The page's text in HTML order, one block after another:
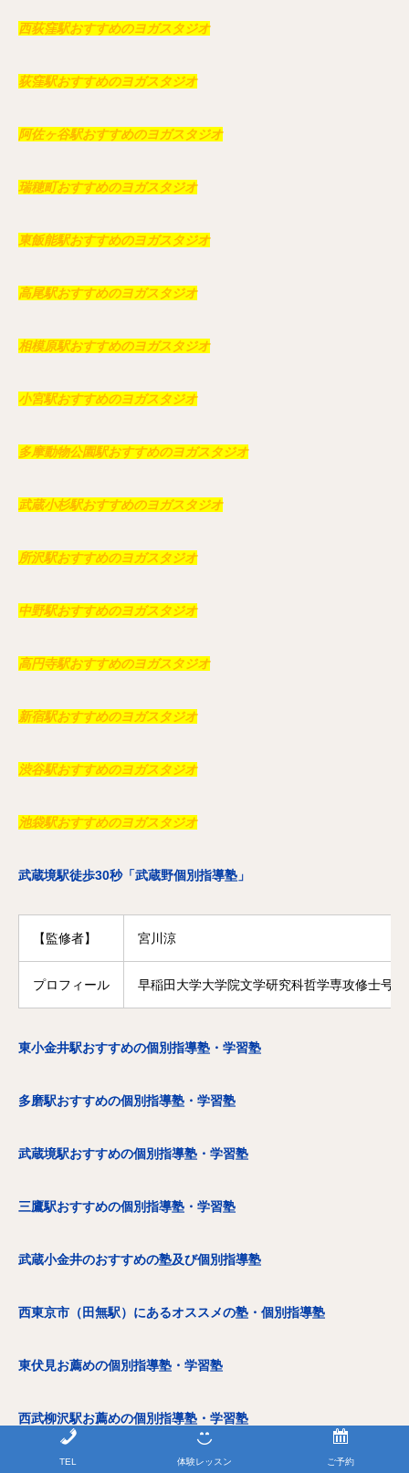
西荻窪駅おすすめのヨガスタジオ
荻窪駅おすすめのヨガスタジオ
阿佐ヶ谷駅おすすめのヨガスタジオ
瑞穂町おすすめのヨガスタジオ
東飯能駅おすすめのヨガスタジオ
高尾駅おすすめのヨガスタジオ
相模原駅おすすめのヨガスタジオ
小宮駅おすすめのヨガスタジオ
多摩動物公園駅おすすめのヨガスタジオ
武蔵小杉駅おすすめのヨガスタジオ
所沢駅おすすめのヨガスタジオ
中野駅おすすめのヨガスタジオ
高円寺駅おすすめのヨガスタジオ
新宿駅おすすめのヨガスタジオ
渋谷駅おすすめのヨガスタジオ
池袋駅おすすめのヨガスタジオ
武蔵境駅徒歩30秒「武蔵野個別指導塾」
【監修者】 宮川涼
プロフィール 早稲田大学大学院文学研究科哲学専攻修士号
東小金井駅おすすめの個別指導塾・学習塾
多磨駅おすすめの個別指導塾・学習塾
武蔵境駅おすすめの個別指導塾・学習塾
三鷹駅おすすめの個別指導塾・学習塾
武蔵小金井のおすすめの塾及び個別指導塾
西東京市（田無駅）にあるオススメの塾・個別指導塾
東伏見お薦めの個別指導塾・学習塾
西武柳沢駅お薦めの個別指導塾・学習塾
TEL 体験レッスン ご予約